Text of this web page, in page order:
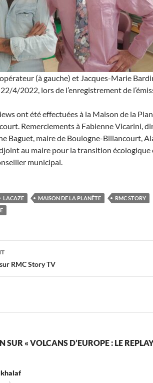
(à gauche) et Jacques-Marie
4/2022, lors de l’enregistrement de
ont été effectuées à la Maison de la
Remerciements à Fabienne Vicarini,
Baguet, maire de Boulogne-Billancourt,
au maire pour la transition écologique
municipal.
LACAZE MAISON DE LA PLANÈTE
RMC STORY
RMC Story TV
SUR « VOLCANS D’EUROPE : LE
khalaf